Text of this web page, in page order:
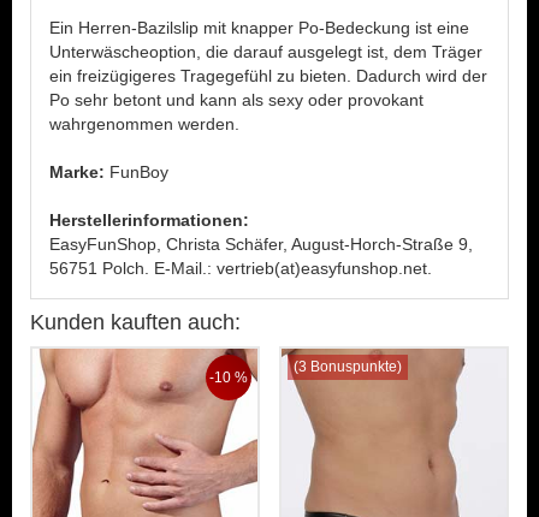
Ein Herren-Bazilslip mit knapper Po-Bedeckung ist eine
Unterwäscheoption, die darauf ausgelegt ist, dem Träger
ein freizügigeres Tragegefühl zu bieten. Dadurch wird der
Po sehr betont und kann als sexy oder provokant
wahrgenommen werden.
Marke: FunBoy
Herstellerinformationen:
EasyFunShop, Christa Schäfer, August-Horch-Straße 9,
56751 Polch. E-Mail.: vertrieb(at)easyfunshop.net.
Kunden kauften auch:
-10 %
(3 Bonuspunkte)